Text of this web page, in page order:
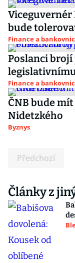
Viceguvernér
bude
Finance a
Poslanci
Finance a
ČNB bude
Nidetzkého
Byznys
Předchozí
Články z